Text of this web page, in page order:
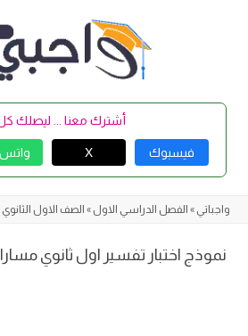
أشترك معنا ... ليصلك
فيسبوك X
واجباتي » الفصل الدراسي الاول » الصف الاول الثانوي
نموذج اختبار تفسير اول ثانوي مسارات